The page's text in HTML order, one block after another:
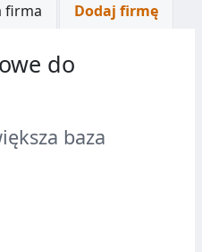
firma Dodaj firmę
do
baza